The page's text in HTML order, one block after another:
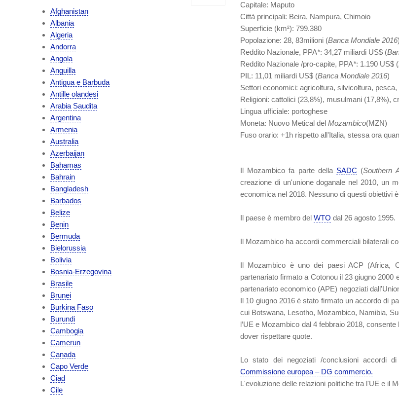
Afghanistan
Albania
Algeria
Andorra
Angola
Anguilla
Antigua e Barbuda
Antille olandesi
Arabia Saudita
Argentina
Armenia
Australia
Azerbaijan
Bahamas
Bahrain
Bangladesh
Barbados
Belize
Benin
Bermuda
Bielorussia
Bolivia
Bosnia-Erzegovina
Brasile
Brunei
Burkina Faso
Burundi
Cambogia
Camerun
Canada
Capo Verde
Ciad
Cile
Capitale: Maputo
Città principali: Beira, Nampura, Chimoio
Superficie (km²): 799.380
Popolazione: 28, 83milioni (Banca Mondiale 2016)
Reddito Nazionale, PPA*: 34,27 miliardi US$ (
Reddito Nazionale /pro-capite, PPA*: 1.190 US$ (
PIL : 11,01 miliardi US$ (Banca Mondiale 2016)
Settori economici: agricoltura, silvicoltura,
Religioni: cattolici (23,8%), musulmani (17,8%),
Lingua ufficiale: portoghese
Moneta: Nuovo Metical del Mozambico(MZN)
Fuso orario: +1h rispetto all'Italia, stessa ora
Il Mozambico fa parte della SADC (Southern
creazione di un'unione doganale nel 2010, un
economica nel 2018. Nessuno di questi obiettivi
Il paese è membro del WTO dal 26 agosto 1995.
Il Mozambico ha accordi commerciali bilaterali
Il Mozambico è uno dei paesi ACP (Africa,
partenariato firmato a Cotonou il 23 giugno
partenariato economico (APE) negoziati
Il 10 giugno 2016 è stato firmato un accordo di
cui Botswana, Lesotho, Mozambico, Namibia,
l’UE e Mozambico dal 4 febbraio 2018,
dover rispettare quote.
Lo stato dei negoziati /conclusioni accordi
Commissione europea – DG commercio.
L'evoluzione delle relazioni politiche tra l'UE e il